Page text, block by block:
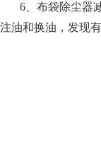
6、布袋除尘器
注油和换油，发现